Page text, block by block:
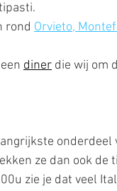
rond Orvieto,
diner die wij om
onderdeel
ze dan ook
zie je dat veel